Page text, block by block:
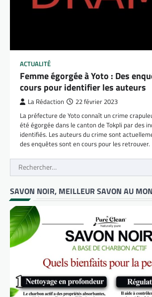
ACTUALITÉ
Femme égorgée à Yoto : Des
cours pour identifier les auteurs
La Rédaction 22 février 2023
La préfecture de Yoto connaît un crime
été égorgée dans le canton de Tokpli par des
identifiés. Les auteurs du crime sont
des enquêtes sont en cours pour les retrouver.
Rechercher :
SAVON NOIR, MEILLEUR SAVON AU